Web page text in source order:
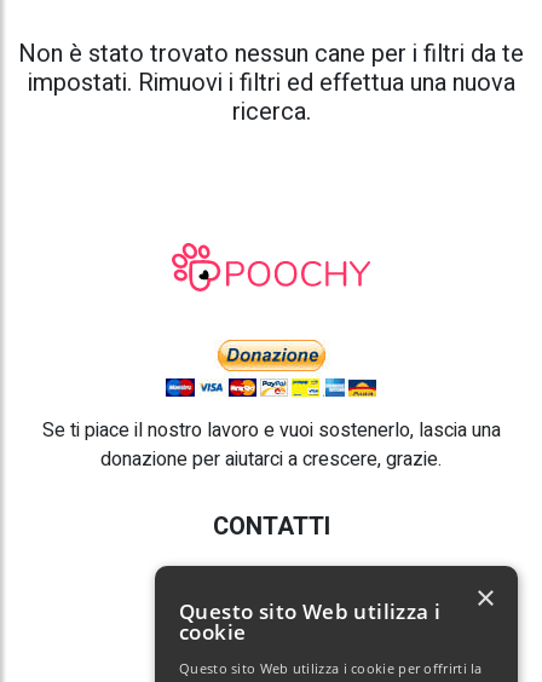
Non è stato trovato nessun cane per i filtri da te
impostati. Rimuovi i filtri ed effettua una nuova
ricerca.
Se ti piace il nostro lavoro e vuoi sostenerlo, lascia una
donazione per aiutarci a crescere, grazie.
CONTATTI
E-mail:info@poochy.it
Questo sito Web utilizza i
cookie
Questo sito Web utilizza i cookie per offrirti la
×